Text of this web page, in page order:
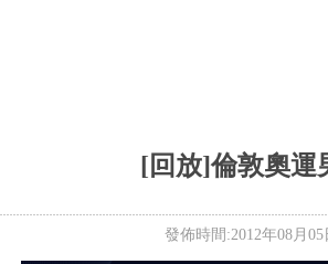
[回放]倫敦奧運
發佈時間:2012年08月